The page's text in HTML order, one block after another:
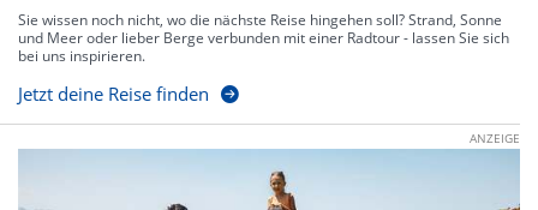
Sie wissen noch nicht, wo die nächste Reise hingehen soll? Strand, Sonne
und Meer oder lieber Berge verbunden mit einer Radtour - lassen Sie sich
bei uns inspirieren.
Jetzt deine Reise finden
ANZEIGE